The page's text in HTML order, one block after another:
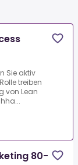
Sie aktiv
treiben
von Lean
80-